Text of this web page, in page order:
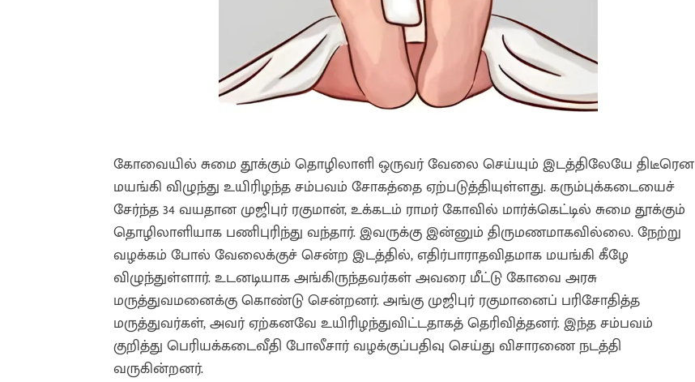
கோவையில் சுமை தூக்கும் தொழிலாளி ஒருவர் வேலை செய்யும் இடத்திலேயே திடீரென
மயங்கி விழுந்து உயிரிழந்த சம்பவம் சோகத்தை ஏற்படுத்தியுள்ளது. கரும்புக்கடையைச்
சேர்ந்த 34 வயதான முஜிபுர் ரகுமான், உக்கடம் ராமர் கோவில் மார்க்கெட்டில் சுமை தூக்கும்
தொழிலாளியாக பணிபுரிந்து வந்தார். இவருக்கு இன்னும் திருமணமாகவில்லை. நேற்று
வழக்கம் போல் வேலைக்குச் சென்ற இடத்தில், எதிர்பாராதவிதமாக மயங்கி கீழே
விழுந்துள்ளார். உடனடியாக அங்கிருந்தவர்கள் அவரை மீட்டு கோவை அரசு
மருத்துவமனைக்கு கொண்டு சென்றனர். அங்கு முஜிபுர் ரகுமானைப் பரிசோதித்த
மருத்துவர்கள், அவர் ஏற்கனவே உயிரிழந்துவிட்டதாகத் தெரிவித்தனர். இந்த சம்பவம்
குறித்து பெரியக்கடைவீதி போலீசார் வழக்குப்பதிவு செய்து விசாரணை நடத்தி
வருகின்றனர்.